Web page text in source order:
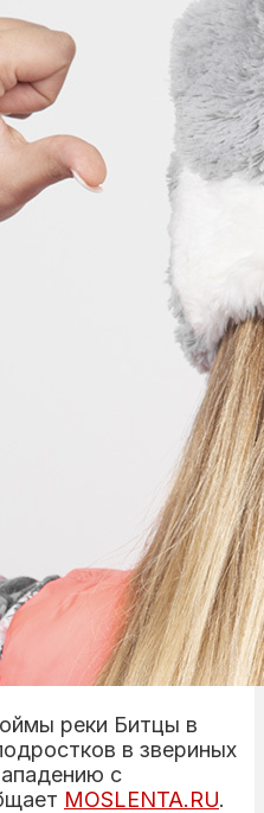
реки Битцы в
в звериных
с
MOSLENTA.RU.